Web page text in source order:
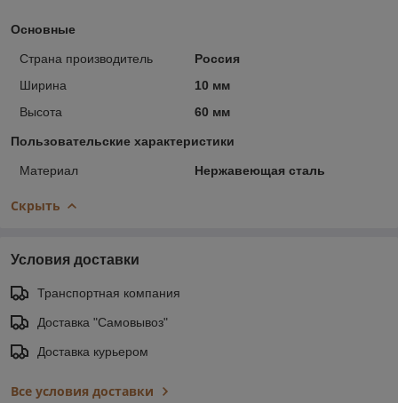
Основные
Страна производитель
Россия
Ширина
10 мм
Высота
60 мм
Пользовательские характеристики
Материал Нержавеющая сталь
Скрыть
Условия доставки
Транспортная компания
Доставка "Самовывоз"
Доставка курьером
Все условия доставки